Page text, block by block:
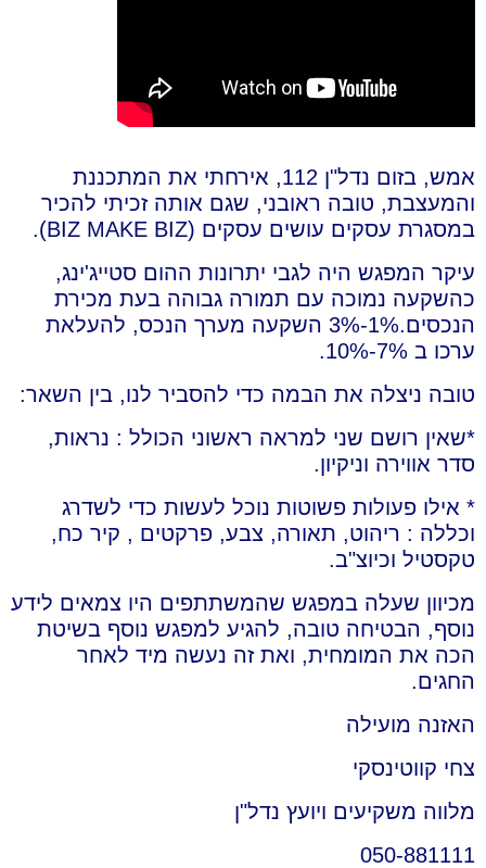
אמש, בזום נדל"ן 112, אירחתי את המתכננת
והמעצבת, טובה ראובני, שגם אותה זכיתי להכיר
במסגרת עסקים עושים עסקים (BIZ MAKE BIZ).
עיקר המפגש היה לגבי יתרונות ההום סטייג'ינג,
כהשקעה נמוכה עם תמורה גבוהה בעת מכירת
הנכסים.1%-3% השקעה מערך הנכס, להעלאת
ערכו ב 7%-10%.
טובה ניצלה את הבמה כדי להסביר לנו, בין השאר:
*שאין רושם שני למראה ראשוני הכולל : נראות,
סדר אווירה וניקיון.
* אילו פעולות פשוטות נוכל לעשות כדי לשדרג
וכללה : ריהוט, תאורה, צבע, פרקטים , קיר כח,
טקסטיל וכיוצ"ב.
מכיוון שעלה במפגש שהמשתתפים היו צמאים לידע
נוסף, הבטיחה טובה, להגיע למפגש נוסף בשיטת
הכה את המומחית, ואת זה נעשה מיד לאחר
החגים.
האזנה מועילה
צחי קווטינסקי
מלווה משקיעים ויועץ נדל"ן
050-881111